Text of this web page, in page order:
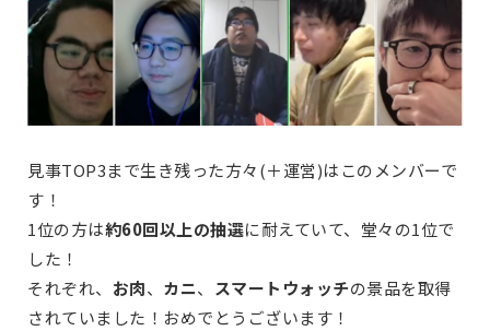
見事TOP3まで生き残った方々(＋運営)はこのメンバーで
す！
1位の方は約60回以上の抽選に耐えていて、堂々の1位で
した！
それぞれ、 お肉、 カニ、 スマートウォッチの景品を取得
されていました！おめでとうございます！